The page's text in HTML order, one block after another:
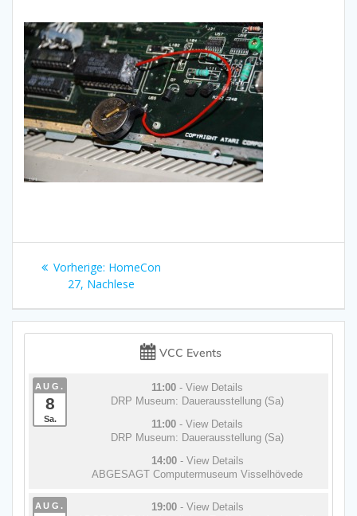
Beitragsnavigation
Vorherige: Vorheriger
Beitrag:
HomeCon
27, Nachlese
VCC Events
AUG.
8
Sa.
11:00 - View Details
DRP Museum: Dauerausstellung (Sa)
11:00 - View Details
DRP Museum: Dauerausstellung (Sa)
14:00 - View Details
ABGESAGT Computermuseum Visselhövede
AUG. 19:00 - View Details